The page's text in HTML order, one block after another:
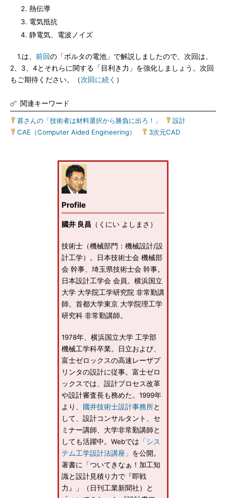
熱伝導
電気抵抗
静電気、電波ノイズ
1.は、 前回の「ボルタの電池」で解説しましたので、次回は、
2、3、4とそれらに関する「目利き力」を強化しましょう。次回
もご期待ください。（次回に続く ）
関連キーワード
甚さんの「技術者は材料選択から勝負に出ろ！」 設計
CAE（Computer Aided Engineering）
3次元CAD
Profile
國井 良昌 （くにい よしまさ）
技術士（機械部門：機械設計/設
計工学）。日本技術士会 機械部
会 幹事、埼玉県技術士会 幹事。
日本設計工学会 会員。横浜国立
大学 大学院工学研究院 非常勤講
師。首都大学東京 大学院理工学
研究科 非常勤講師。
1978年、横浜国立大学 工学部
機械工学科卒業。日立および、
富士ゼロックスの高速レーザプ
リンタの設計に従事。富士ゼロ
ックスでは、設計プロセス改革
や設計審査長も務めた。1999年
より、 國井技術士設計事務所と
して、設計コンサルタント、セ
ミナー講師、大学非常勤講師と
しても活躍中。Webでは 「シス
テム工学設計法講座」 を公開。
著書に「ついてきなぁ！加工知
識と設計見積り力で『即戦
力』」（日刊工業新聞社）と